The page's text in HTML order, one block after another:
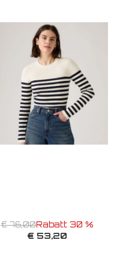
€ 76,00Rabatt 30 %
€ 53,20